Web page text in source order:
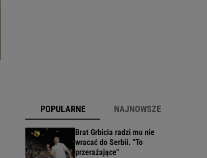
POPULARNE NAJNOWSZE
Brat Grbicia radzi mu nie
wracać do Serbii. "To
przerażające"